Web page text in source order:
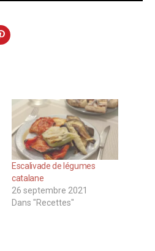
Escalivade de légumes
catalane
26 septembre 2021
Dans "Recettes"